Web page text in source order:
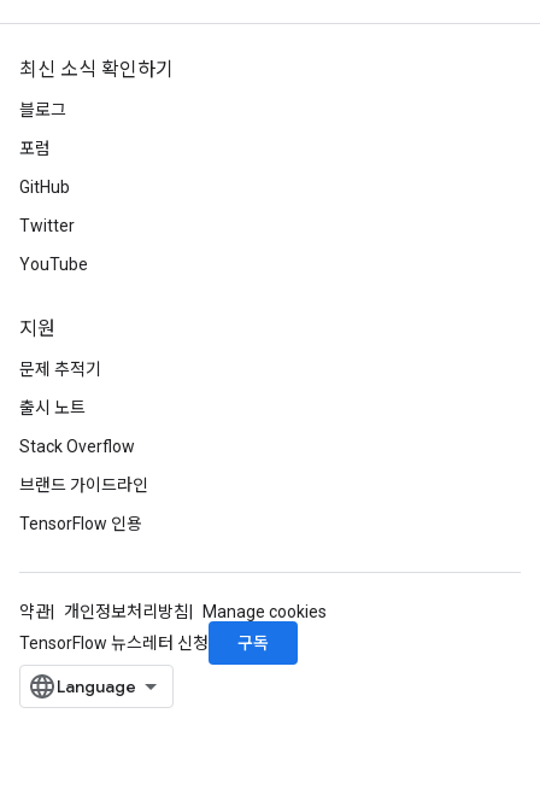
최신 소식 확인하기
블로그
포럼
GitHub
Twitter
YouTube
지원
문제 추적기
출시 노트
Stack Overflow
브랜드 가이드라인
TensorFlow 인용
약관 개인정보처리방침
Manage cookies
TensorFlow 뉴스레터 신청
구독